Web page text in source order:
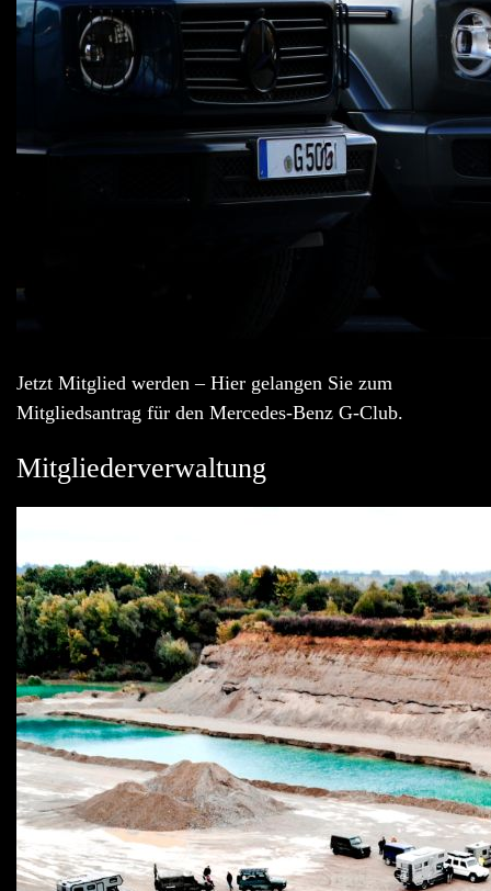
Jetzt Mitglied werden – Hier gelangen Sie zum
Mitgliedsantrag für den Mercedes-Benz G-Club.
Mitgliederverwaltung